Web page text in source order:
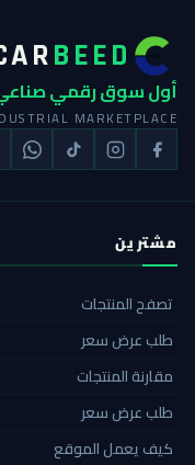
BEED
أول سوق رقمي
MARKETPLACE
مشترين
تصفح المنتجات
طلب عرض سعر
مقارنة المنتجات
طلب عرض سعر
كيف يعمل الموقع